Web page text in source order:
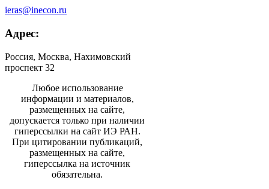
ieras@inecon.ru
Адрес:
Россия, Москва, Нахимовский
проспект 32
Любое использование
информации и материалов,
размещенных на сайте,
допускается только при наличии
гиперссылки на сайт ИЭ РАН.
При цитировании публикаций,
размещенных на сайте,
гиперссылка на источник
обязательна.